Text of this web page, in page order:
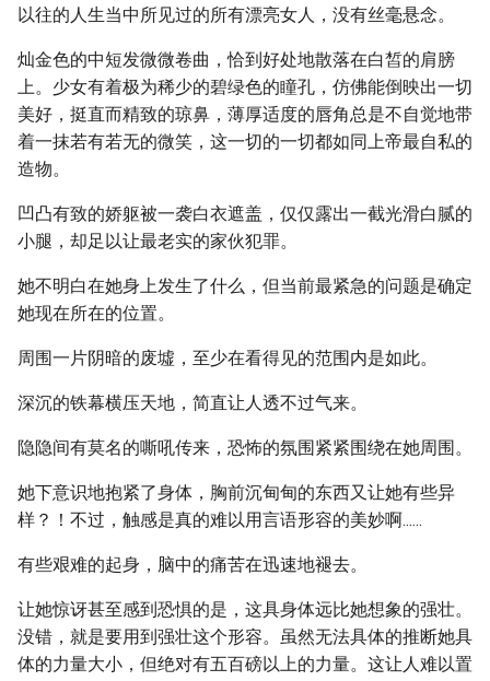
以往的人生当中所见过的所有漂亮女人，没有丝毫悬念。
灿金色的中短发微微卷曲，恰到好处地散落在白皙的肩膀
上。少女有着极为稀少的碧绿色的瞳孔，仿佛能倒映出一切
美好，挺直而精致的琼鼻，薄厚适度的唇角总是不自觉地带
着一抹若有若无的微笑，这一切的一切都如同上帝最自私的
造物。
凹凸有致的娇躯被一袭白衣遮盖，仅仅露出一截光滑白腻的
小腿，却足以让最老实的家伙犯罪。
她不明白在她身上发生了什么，但当前最紧急的问题是确定
她现在所在的位置。
周围一片阴暗的废墟，至少在看得见的范围内是如此。
深沉的铁幕横压天地，简直让人透不过气来。
隐隐间有莫名的嘶吼传来，恐怖的氛围紧紧围绕在她周围。
她下意识地抱紧了身体，胸前沉甸甸的东西又让她有些异
样？！不过，触感是真的难以用言语形容的美妙啊......
有些艰难的起身，脑中的痛苦在迅速地褪去。
让她惊讶甚至感到恐惧的是，这具身体远比她想象的强壮。
没错，就是要用到强壮这个形容。虽然无法具体的推断她具
体的力量大小，但绝对有五百磅以上的力量。这让人难以置